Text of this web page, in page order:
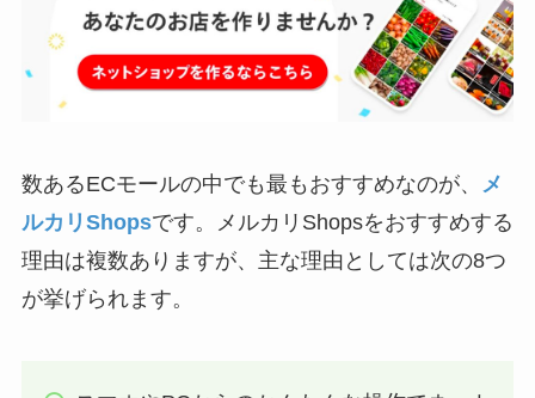
数あるECモールの中でも最もおすすめなのが、
メ
ルカリShopsです。メルカリShopsをおすすめする
理由は複数ありますが、主な理由としては次の8つ
が挙げられます。